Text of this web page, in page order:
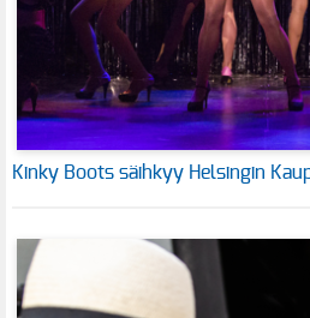
Kinky Boots säihkyy Helsingin